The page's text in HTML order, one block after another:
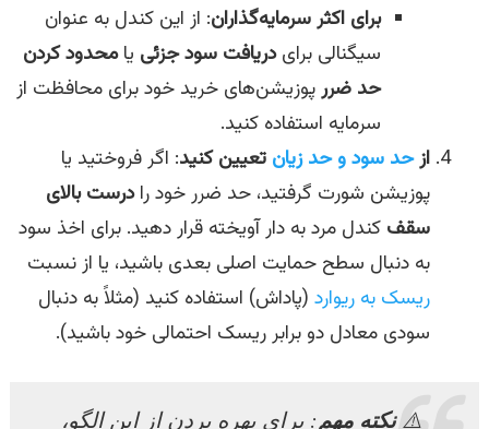
برای اکثر سرمایه‌گذاران: از این کندل به عنوان
سیگنالی برایدریافت سود جزئی یامحدود کردن
حد ضررپوزیشن‌های خرید خود برای محافظت از
سرمایه استفاده کنید.
ازحد سود و حد زیان تعیین کنید: اگر فروختید یا
پوزیشن شورت گرفتید، حد ضرر خود رادرست بالای
سقف کندل مرد به دار آویخته قرار دهید. برای اخذ سود
به دنبال سطح حمایت اصلی بعدی باشید، یا از نسبت
ریسک به ریوارد(پاداش) استفاده کنید (مثلاً به دنبال
سودی معادل دو برابر ریسک احتمالی خود باشید).
⚠️نکته مهم: برای بهره بردن از این الگو،